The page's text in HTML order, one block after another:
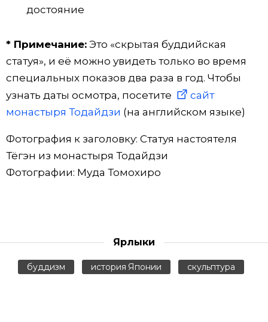
достояние
* Примечание:Это «скрытая буддийская
статуя», и её можно увидеть только во время
специальных показов два раза в год. Чтобы
узнать даты осмотра, посетите
сайт
монастыря Тодайдзи (на английском языке)
Фотография к заголовку: Статуя настоятеля
Тёгэн из монастыря Тодайдзи
Фотографии: Муда Томохиро
Ярлыки
буддизм история Японии скульптура